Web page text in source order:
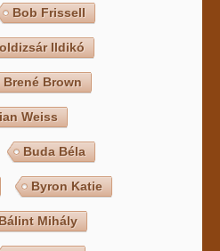
Bob Frissell
Ildikó
Brené Brown
Weiss
Buda Béla
Byron Katie
Mihály